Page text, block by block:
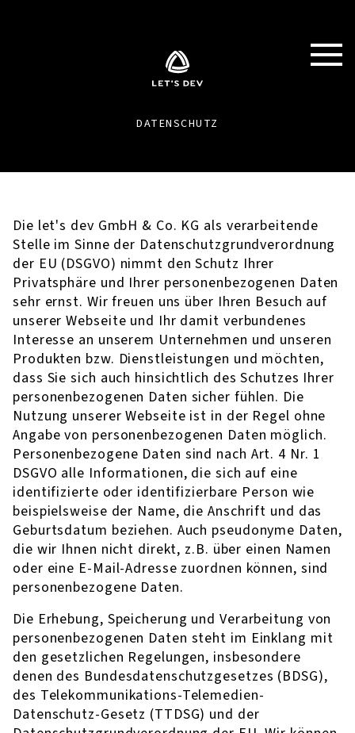
DATENSCHUTZ
Die let's dev GmbH & Co. KG als verarbeitende
Stelle im Sinne der Datenschutzgrundverordnung
der EU (DSGVO) nimmt den Schutz Ihrer
Privatsphäre und Ihrer personenbezogenen Daten
sehr ernst. Wir freuen uns über Ihren Besuch auf
unserer Webseite und Ihr damit verbundenes
Interesse an unserem Unternehmen und unseren
Produkten bzw. Dienstleistungen und möchten,
dass Sie sich auch hinsichtlich des Schutzes Ihrer
personenbezogenen Daten sicher fühlen. Die
Nutzung unserer Webseite ist in der Regel ohne
Angabe von personenbezogenen Daten möglich.
Personenbezogene Daten sind nach Art. 4 Nr. 1
DSGVO alle Informationen, die sich auf eine
identifizierte oder identifizierbare Person wie
beispielsweise der Name, die Anschrift und das
Geburtsdatum beziehen. Auch pseudonyme Daten,
die wir Ihnen nicht direkt, z.B. über einen Namen
oder eine E-Mail-Adresse zuordnen können, sind
personenbezogene Daten.
Die Erhebung, Speicherung und Verarbeitung von
personenbezogenen Daten steht im Einklang mit
den gesetzlichen Regelungen, insbesondere
denen des Bundesdatenschutzgesetzes (BDSG),
des Telekommunikations-Telemedien-
Datenschutz-Gesetz (TTDSG) und der